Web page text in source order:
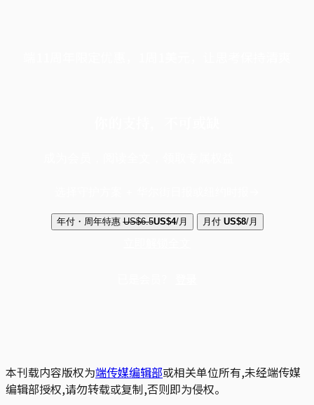
年付・周年特惠 US$6.5US$4/月 月付 US$8/月
本刊载内容版权为端传媒编辑部或相关单位所有,未经端传媒
编辑部授权,请勿转载或复制,否则即为侵权。